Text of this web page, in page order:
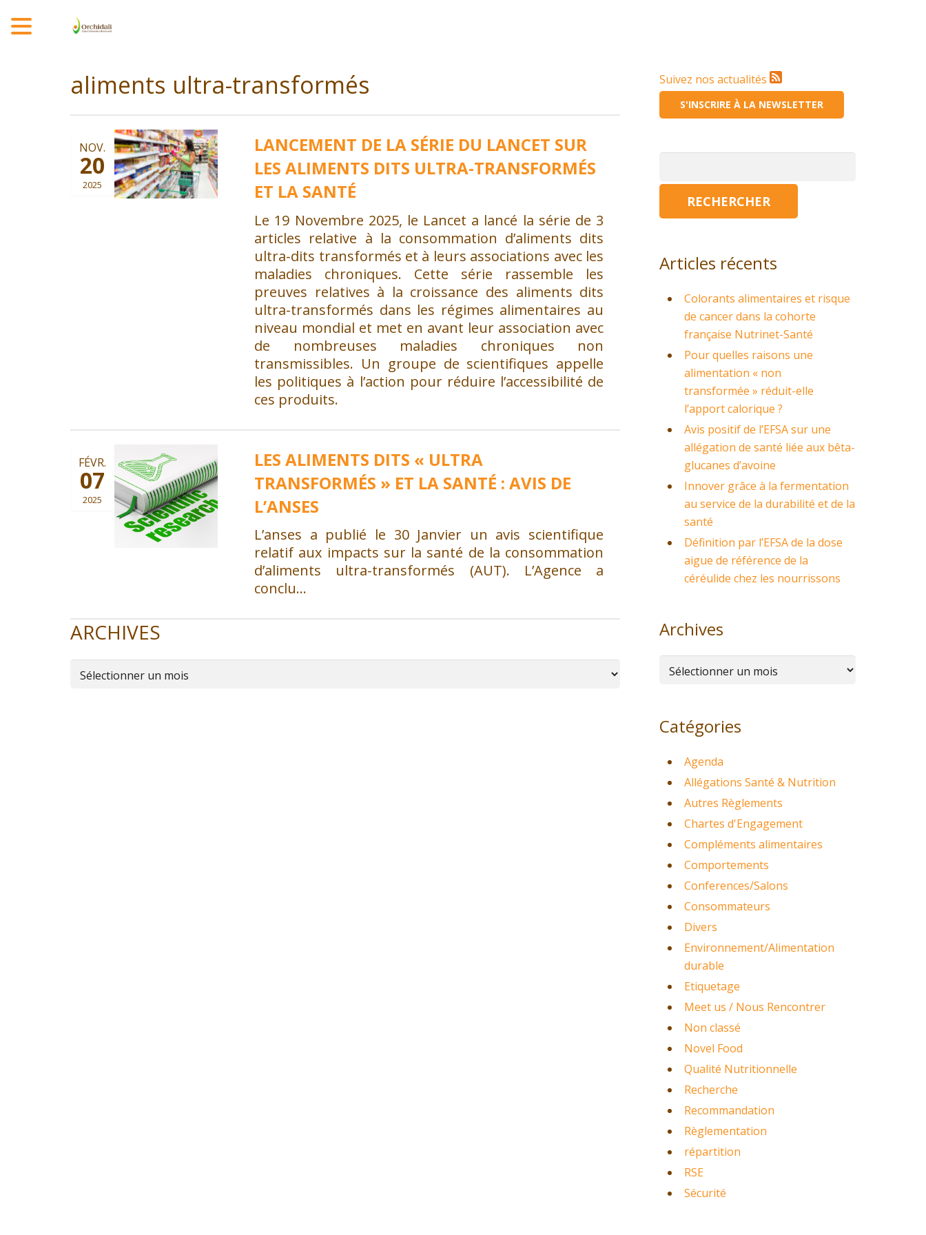
aliments ultra-transformés
LANCEMENT DE LA SÉRIE DU LANCET SUR
LES ALIMENTS DITS ULTRA-TRANSFORMÉS
ET LA SANTÉ
NOV.
20
2025
Le 19 Novembre 2025, le Lancet a lancé la série de 3
articles relative à la consommation d’aliments dits
ultra-dits transformés et à leurs associations avec les
maladies chroniques. Cette série rassemble les
preuves relatives à la croissance des aliments dits
ultra-transformés dans les régimes alimentaires au
niveau mondial et met en avant leur association avec
de nombreuses maladies chroniques non
transmissibles. Un groupe de scientifiques appelle
les politiques à l’action pour réduire l’accessibilité de
ces produits.
LES ALIMENTS DITS « ULTRA
TRANSFORMÉS » ET LA SANTÉ : AVIS DE
L’ANSES
FÉVR.
07
2025
L’anses a publié le 30 Janvier un avis scientifique
relatif aux impacts sur la santé de la consommation
d’aliments ultra-transformés (AUT). L’Agence a
conclu…
ARCHIVES
Archives
Suivez nos actualités
S'INSCRIRE À LA NEWSLETTER
Articles récents
Colorants alimentaires et risque
de cancer dans la cohorte
française Nutrinet-Santé
Pour quelles raisons une
alimentation « non
transformée » réduit-elle
l’apport calorique ?
Avis positif de l’EFSA sur une
allégation de santé liée aux bêta-
glucanes d’avoine
Innover grâce à la fermentation
au service de la durabilité et de la
santé
Définition par l’EFSA de la dose
aigue de référence de la
céréulide chez les nourrissons
Archives
Archives
Catégories
Agenda
Allégations Santé & Nutrition
Autres Règlements
Chartes d'Engagement
Compléments alimentaires
Comportements
Conferences/Salons
Consommateurs
Divers
Environnement/Alimentation
durable
Etiquetage
Meet us / Nous Rencontrer
Non classé
Novel Food
Qualité Nutritionnelle
Recherche
Recommandation
Règlementation
répartition
RSE
Sécurité